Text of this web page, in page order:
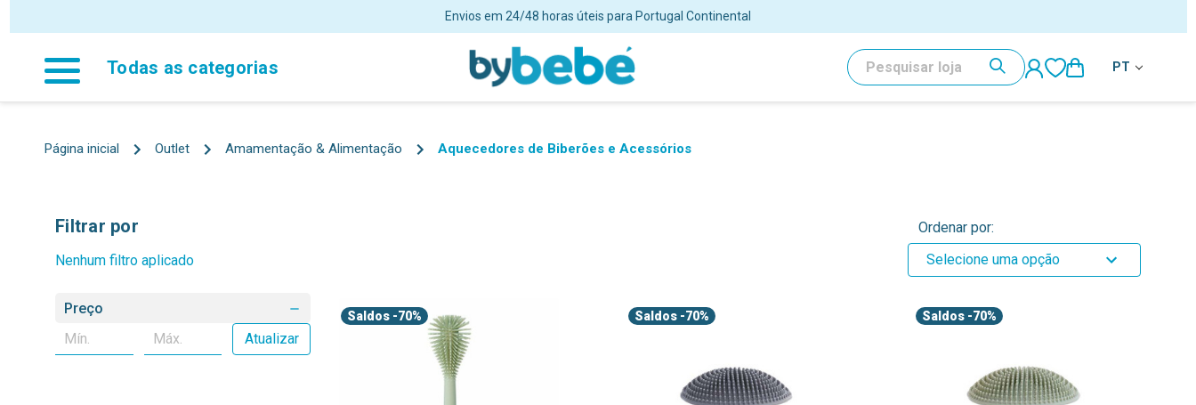
Envios em 24/48 horas úteis para Portugal Continental
Todas as categorias PESQUISAR
PT
Página inicial Outlet Amamentação & Alimentação Aquecedores de Biberões e Acessórios
Filtrar por
Nenhum filtro aplicado
Preço
Atualizar
Ordenar por:
Selecione uma opção
Saldos -70% Saldos -70% Saldos -70%